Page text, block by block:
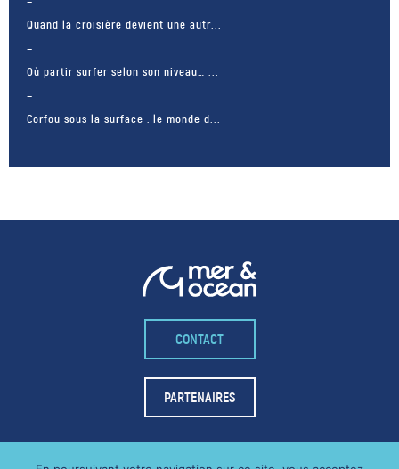
Quand la croisière devient une autr...
Où partir surfer selon son niveau… ...
Corfou sous la surface : le monde d...
– FACEBOOK –
POUR LIKER
TA MER
CONTACT
PARTENAIRES